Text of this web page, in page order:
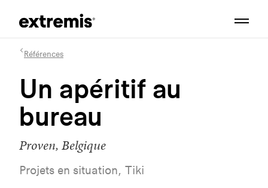
Références
Un apéritif au
bureau
Proven, Belgique
Projets en situation, Tiki